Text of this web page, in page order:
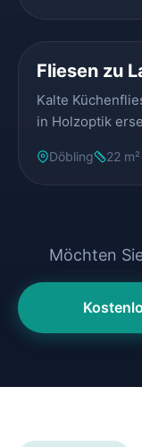
Fliesen zu
Kalte
in Holzoptik
Döbling 22 m²
Möchten